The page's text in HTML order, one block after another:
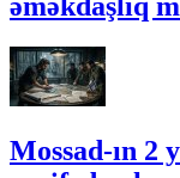
əməkdaşlıq
Mossad-ın 2